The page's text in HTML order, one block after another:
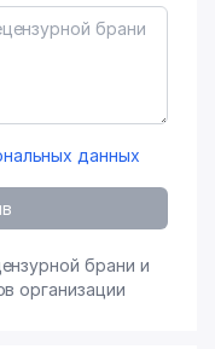
данных
брани и
организации